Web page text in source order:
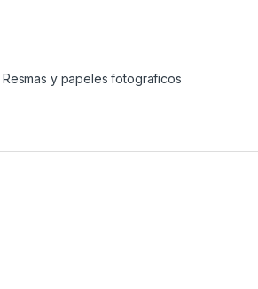
Resmas y papeles fotograficos